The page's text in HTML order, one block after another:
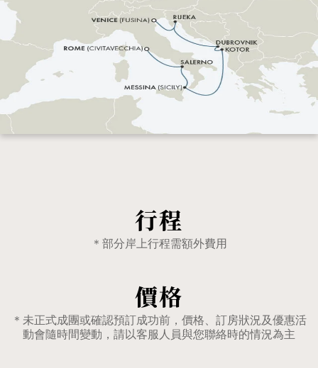
行程
＊部分岸上行程需額外費用
價格
＊未正式成團或確認預訂成功前，價格、訂房狀況及優惠活
動會隨時間變動，請以客服人員與您聯絡時的情況為主